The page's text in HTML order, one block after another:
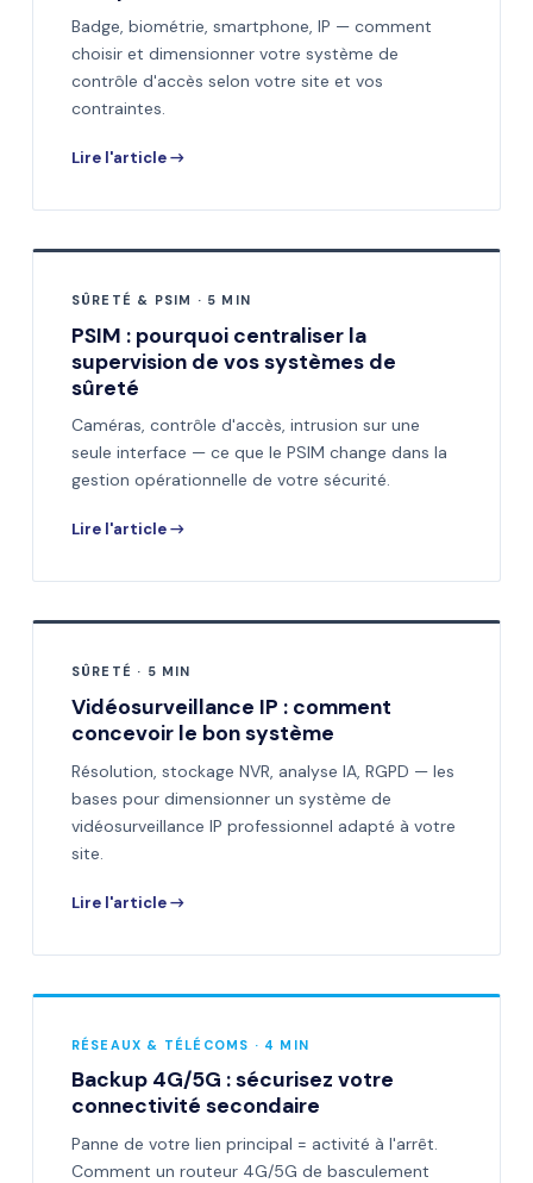
Badge, biométrie, smartphone, IP — comment
choisir et dimensionner votre système de
contrôle d'accès selon votre site et vos
contraintes.
Lire l'article →
SÛRETÉ & PSIM · 5 MIN
PSIM : pourquoi centraliser la
supervision de vos systèmes de
sûreté
Caméras, contrôle d'accès, intrusion sur une
seule interface — ce que le PSIM change dans la
gestion opérationnelle de votre sécurité.
Lire l'article →
SÛRETÉ · 5 MIN
Vidéosurveillance IP : comment
concevoir le bon système
Résolution, stockage NVR, analyse IA, RGPD — les
bases pour dimensionner un système de
vidéosurveillance IP professionnel adapté à votre
site.
Lire l'article →
RÉSEAUX & TÉLÉCOMS · 4 MIN
Backup 4G/5G : sécurisez votre
connectivité secondaire
Panne de votre lien principal = activité à l'arrêt.
Comment un routeur 4G/5G de basculement